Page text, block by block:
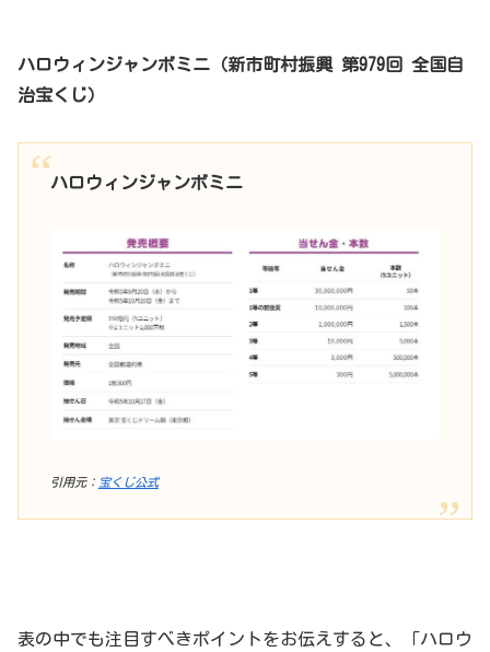
ハロウィンジャンボミニ（新市町村振興 第979回 全国自
治宝くじ）
ハロウィンジャンボミニ
引用元： 宝くじ公式
表の中でも注目すべきポイントをお伝えすると、「ハロウ